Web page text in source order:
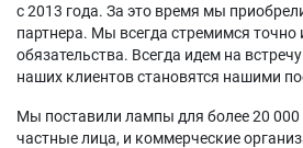
с 2013 года. За это время мы
партнера. Мы всегда стремимся точно
обязательства. Всегда идем на
наших клиентов становятся нашими
Мы поставили лампы для более 20 000
частные лица, и коммерческие